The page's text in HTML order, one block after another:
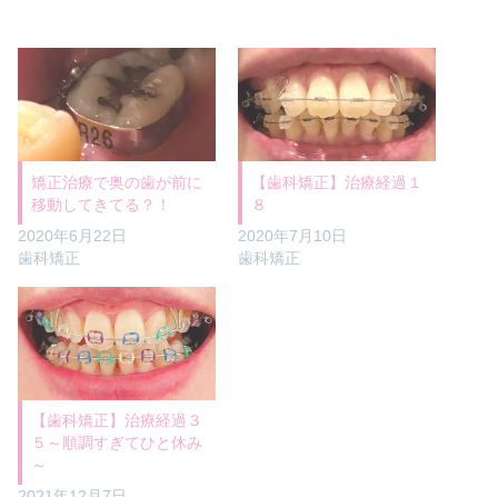
矯正治療で奥の歯が前に
移動してきてる？！
2020年6月22日
歯科矯正
【歯科矯正】治療経過１
８
2020年7月10日
歯科矯正
【歯科矯正】治療経過３
５～順調すぎてひと休み
～